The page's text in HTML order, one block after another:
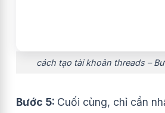
cách tạo tài khoản threads –
Bước 5: Cuối cùng, chỉ cần